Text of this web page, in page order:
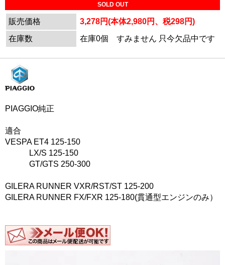
SOLD OUT
販売価格
3,278円(本体2,980円、税298円)
在庫数
在庫0個 すみません 只今欠品中です
PIAGGIO純正
適合
VESPA ET4 125-150
LX/S 125-150
GT/GTS 250-300
GILERA RUNNER VXR/RST/ST 125-200
GILERA RUNNER FX/FXR 125-180(貫通型エンジンのみ）